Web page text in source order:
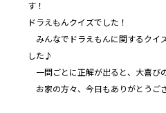
す！
ドラえもんクイズでした！
みんなでドラえもんに関するクイ
した♪
一問ごとに正解が出ると、大喜び
お家の方々、今日もありがとうご